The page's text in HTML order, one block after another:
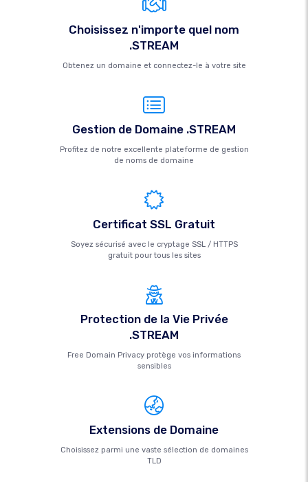
Choisissez n'importe quel nom
.STREAM
Obtenez un domaine et connectez-le à votre site
Gestion de Domaine .STREAM
Profitez de notre excellente plateforme de gestion
de noms de domaine
Certificat SSL Gratuit
Soyez sécurisé avec le cryptage SSL / HTTPS
gratuit pour tous les sites
Protection de la Vie Privée
.STREAM
Free Domain Privacy protège vos informations
sensibles
Extensions de Domaine
Choisissez parmi une vaste sélection de domaines
TLD